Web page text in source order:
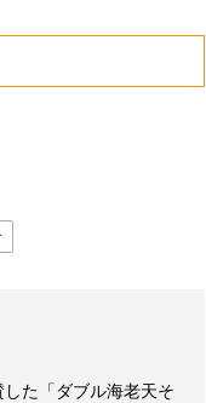
た「ダブル海老天そ